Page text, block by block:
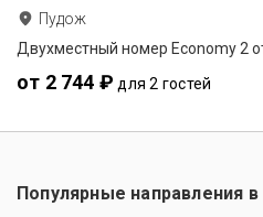
Пудож
Двухместный номер Economy 2
от 2 744 ₽ для 2 гостей
Популярные направления в